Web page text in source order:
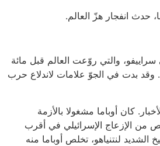
حدث انفجار هزّ العالم.
والتي روّعت العالم قبل مائة
وقد بدت في الجوّ علامات لاندلاع حرب
كان أوباما مشغولا بالأزمة
من الإزعاج الإسرائيلي في أقرب
لنتنياهو، تخلص أوباما منه